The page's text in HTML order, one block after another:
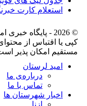
استعلام کارت
© 2026 - پایگاه خبری اميد لرستان.تمامی حقوق محفوظ است.
کپی یا اقتباس از
مستقیم امکان پذیر
امید لرستان
درباره‌ی ما
تماس با ما
اخبار شهرستان ها
ازنا